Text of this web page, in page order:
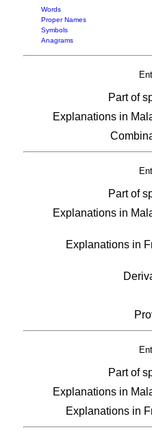
Words
Proper Names
Symbols
Anagrams
Part of
Explanations in
Part of
Explanations in
Explanations in
Part of
Explanations in
Explanations in